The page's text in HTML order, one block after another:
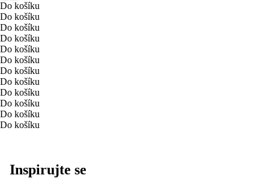
Do košíku
Do košíku
Do košíku
Do košíku
Do košíku
Do košíku
Do košíku
Do košíku
Do košíku
Do košíku
Do košíku
Do košíku
Inspirujte se